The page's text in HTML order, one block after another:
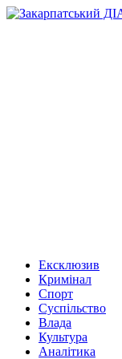
Ексклюзив
Кримінал
Спорт
Суспільство
Влада
Культура
Аналітика